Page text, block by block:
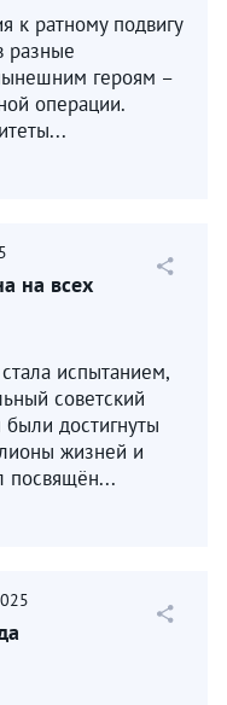
к ратному подвигу
разные
героям –
операции.
на всех
испытанием,
советский
достигнуты
жизней и
посвящён...